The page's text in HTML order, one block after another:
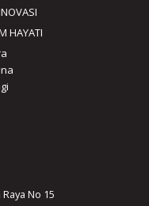
HAYATI
No 15